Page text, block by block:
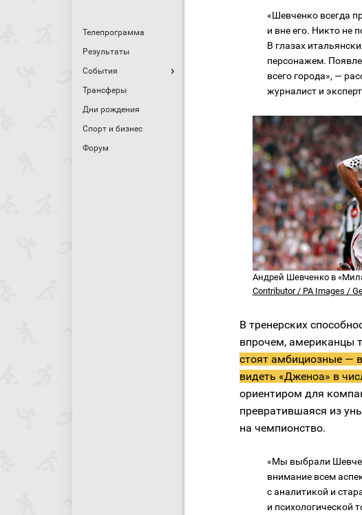
Телепрограмма
Результаты
События
Трансферы
Дни рождения
Спорт и бизнес
Форум
«Шевченко всегда
и вне его. Никто не
В глазах
персонажем.
всего города», —
журналист и
Андрей Шевченко в
Contributor / PA Images /
В тренерских
впрочем, американцы
стоят амбициозные —
видеть «Дженоа» в
ориентиром для
превратившаяся из
на чемпионство.
«Мы выбрали
внимание всем
с аналитикой и
и психологической